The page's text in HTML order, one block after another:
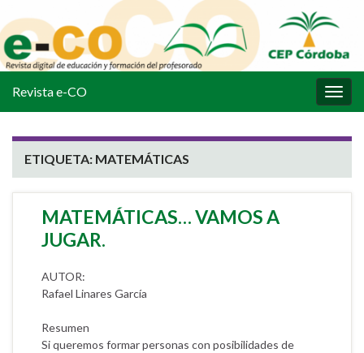
la
Revista e-CO
ETIQUETA: MATEMÁTICAS
MATEMÁTICAS… VAMOS A
JUGAR.
AUTOR:
Rafael Linares García
Resumen
Si queremos formar personas con posibilidades de